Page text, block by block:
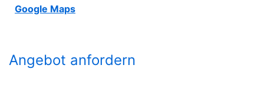
Google Maps
Angebot anfordern